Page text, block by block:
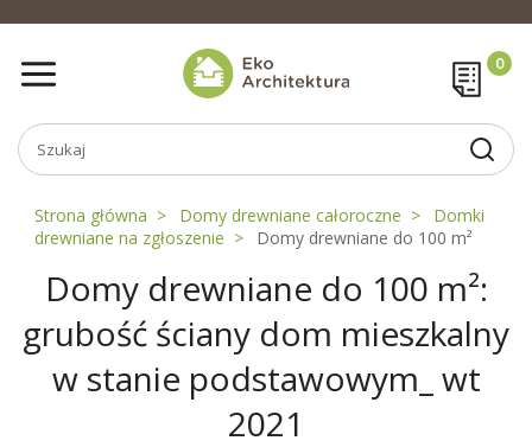
Strona główna Domy drewniane całoroczne
Domki
drewniane na zgłoszenie
Domy drewniane do 100 m²
Domy drewniane do 100 m²:
grubość ściany dom mieszkalny
w stanie podstawowym_ wt
2021